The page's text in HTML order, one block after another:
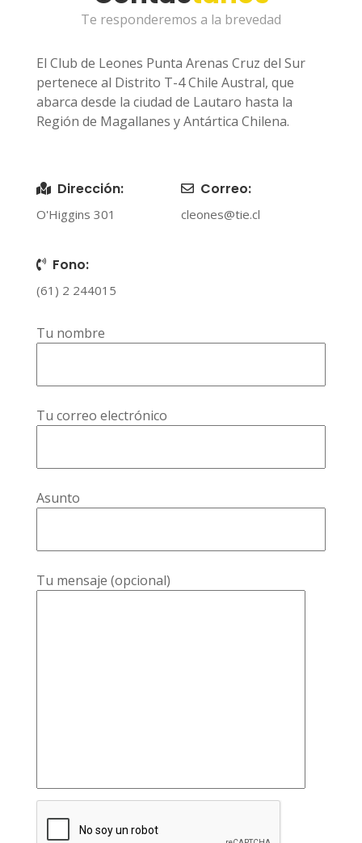
Te responderemos a la brevedad
El Club de Leones Punta Arenas Cruz del Sur
pertenece al Distrito T-4 Chile Austral, que
abarca desde la ciudad de Lautaro hasta la
Región de Magallanes y Antártica Chilena.
Dirección:
O'Higgins 301
Correo:
cleones@tie.cl
Fono:
(61) 2 244015
Tu nombre
Tu correo electrónico
Asunto
Tu mensaje (opcional)